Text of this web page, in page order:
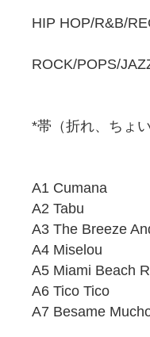
HIP HOP/R&B/
ROCK/POPS/
*帯（折れ、ちょ
A1 Cumana
A2 Tabu
A3 The Breeze
A4 Miselou
A5 Miami Beach
A6 Tico Tico
A7 Besame